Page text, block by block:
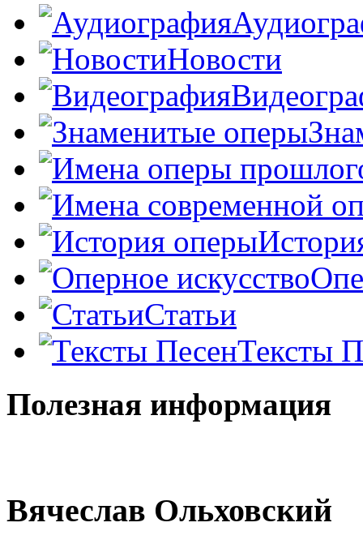
Новости
Статьи
Тексты
Полезная информация
Вячеслав Ольховский